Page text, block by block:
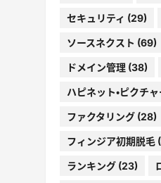
セキュリティ (29)
ソースネクスト (69)
ドメイン管理(38)
ハピネット・ピクチ
ファクタリング(28)
フィンジア初期脱毛
ランキング(23)